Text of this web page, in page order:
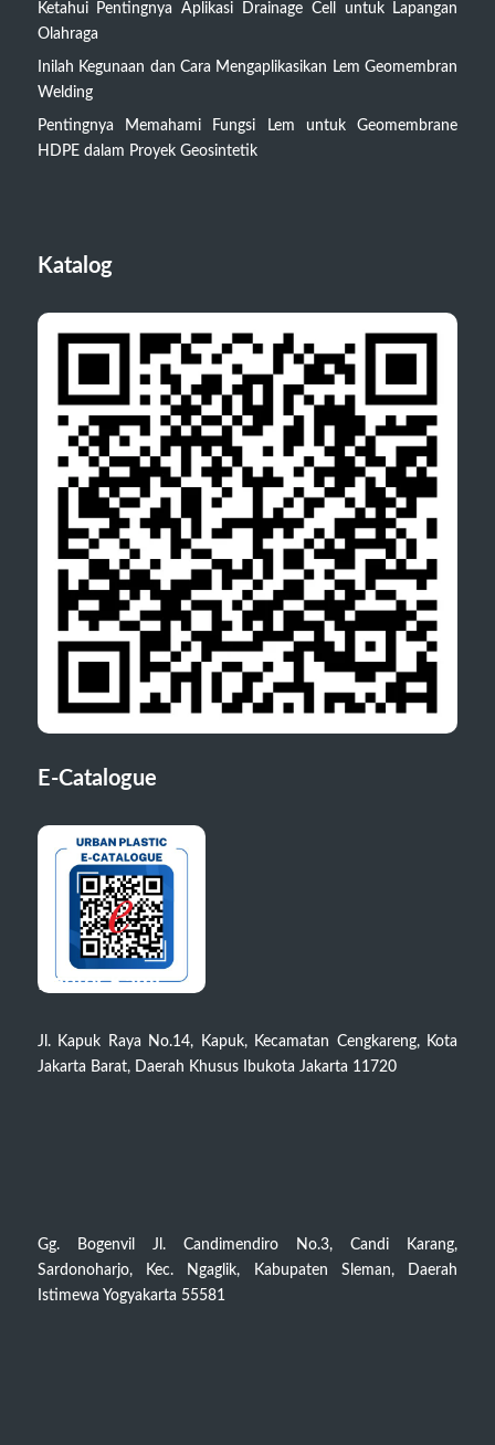
Ketahui Pentingnya Aplikasi Drainage Cell untuk Lapangan
Olahraga
Inilah Kegunaan dan Cara Mengaplikasikan Lem Geomembran
Welding
Pentingnya Memahami Fungsi Lem untuk Geomembrane
HDPE dalam Proyek Geosintetik
Katalog
E-Catalogue
Kantor Kami
Jl. Kapuk Raya No.14, Kapuk, Kecamatan Cengkareng, Kota
Jakarta Barat, Daerah Khusus Ibukota Jakarta 11720
Gg. Bogenvil Jl. Candimendiro No.3, Candi Karang,
Sardonoharjo, Kec. Ngaglik, Kabupaten Sleman, Daerah
Istimewa Yogyakarta 55581